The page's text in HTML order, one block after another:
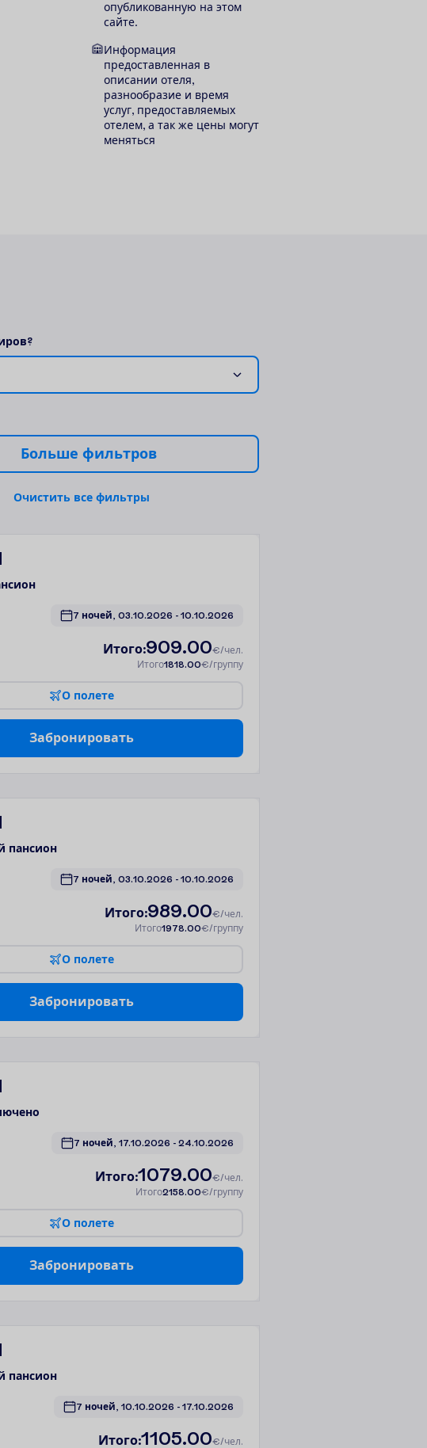
опубликованную на этом
сайте.
Информация
предоставленная в
описании отеля,
разнообразие и время
услуг, предоставляемых
отелем, а так же цены могут
меняться
ров?
Больше фильтров
Очистить все фильтры
7 ночей, 03.10.2026 - 10.10.2026
Итого:909.00€/чел.
Итого1818.00€/группу
О полете
Забронировать
пансион
7 ночей, 03.10.2026 - 10.10.2026
Итого:989.00€/чел.
Итого1978.00€/группу
О полете
Забронировать
7 ночей, 17.10.2026 - 24.10.2026
Итого:1079.00€/чел.
Итого2158.00€/группу
О полете
Забронировать
пансион
7 ночей, 10.10.2026 - 17.10.2026
Итого:1105.00€/чел.